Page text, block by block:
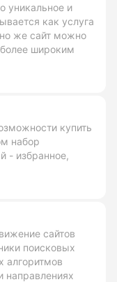
уникальное и
как услуга
же сайт можно
широким
купить
набор
- избранное,
сайтов
поисковых
алгоритмов
направлениях